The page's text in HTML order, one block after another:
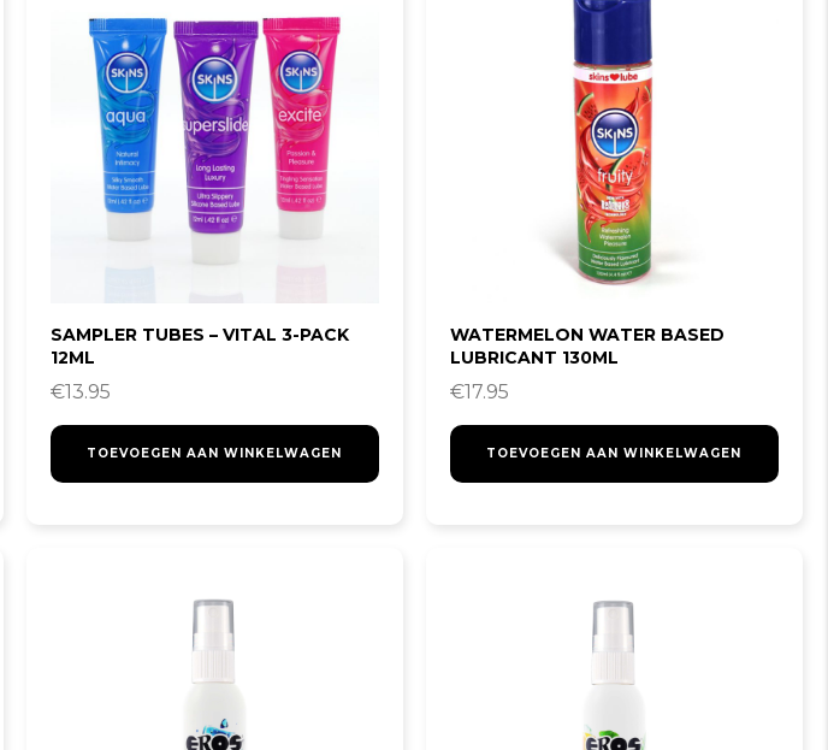
SAMPLER TUBES – VITAL 3-PACK
12ML
€13.95
TOEVOEGEN AAN WINKELWAGEN
WATERMELON WATER BASED
LUBRICANT 130ML
€17.95
TOEVOEGEN AAN WINKELWAGEN